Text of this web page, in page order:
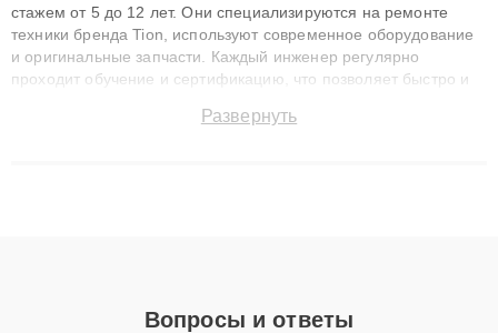
стажем от 5 до 12 лет. Они специализируются на ремонте
техники бренда Tion, используют современное оборудование
и оригинальные запчасти. Каждый инженер регулярно
проходит обучение и сертификацию, что позволяет быстро и
сохранением гарантии до 3 лет. Наши мастера решают
Развернуть
Вопросы и ответы